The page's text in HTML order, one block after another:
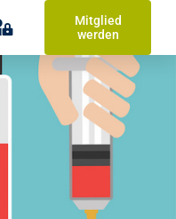
Mitglied
werden